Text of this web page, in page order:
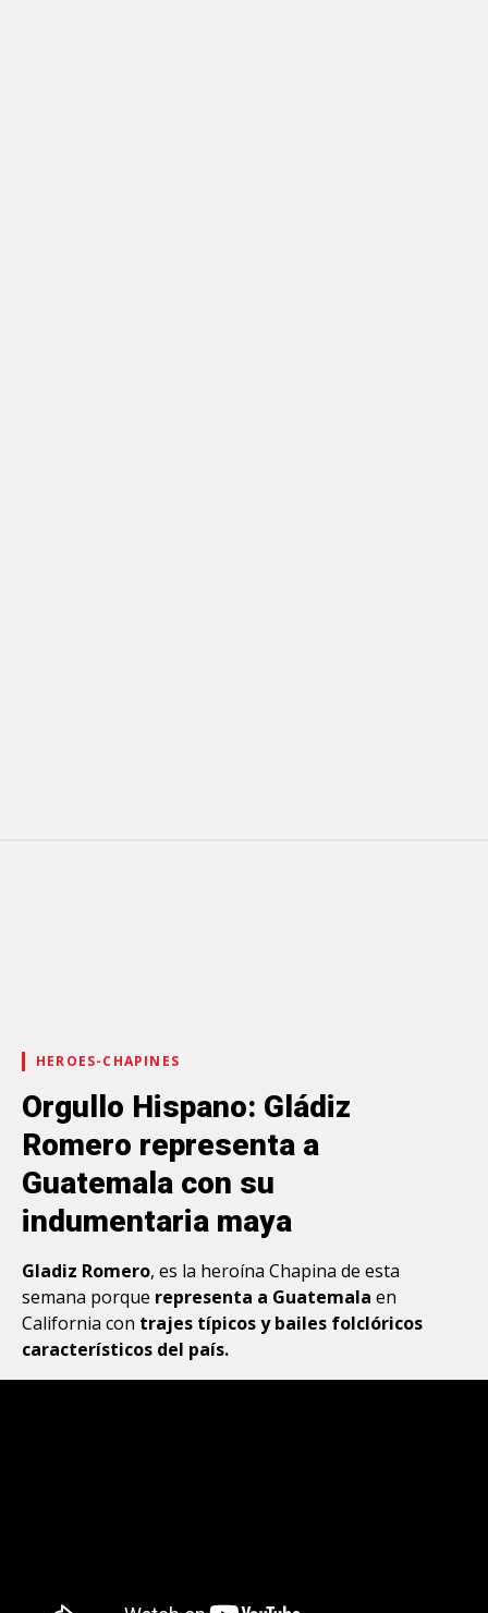
HEROES-CHAPINES
Orgullo Hispano: Gládiz
Romero representa a
Guatemala con su
indumentaria maya
Gladiz Romero, es la heroína Chapina de esta
semana porque representa a Guatemala en
California con trajes típicos y bailes folclóricos
característicos del país.